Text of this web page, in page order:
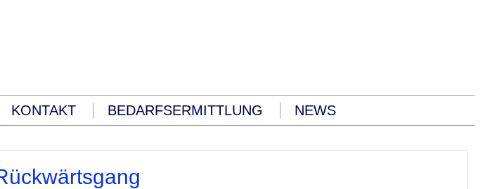
KONTAKT BEDARFSERMITTLUNG NEWS